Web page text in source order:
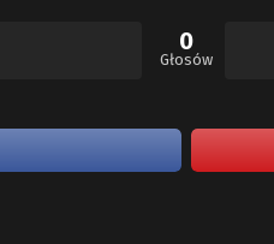
0
Głosów